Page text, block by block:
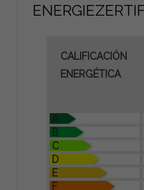
CALIFICACIÓN
ENERGÉTICA
A
B
C
D
E
F